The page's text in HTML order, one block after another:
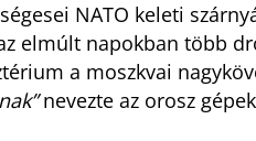
NATO keleti
elmúlt napokban több
a moszkvai
nevezte az orosz